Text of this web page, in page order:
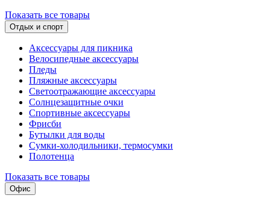
Показать все товары
Отдых и спорт
Аксессуары для пикника
Велосипедные аксессуары
Пледы
Пляжные аксессуары
Светоотражающие аксессуары
Солнцезащитные очки
Спортивные аксессуары
Фрисби
Бутылки для воды
Сумки-холодильники, термосумки
Полотенца
Показать все товары
Офис